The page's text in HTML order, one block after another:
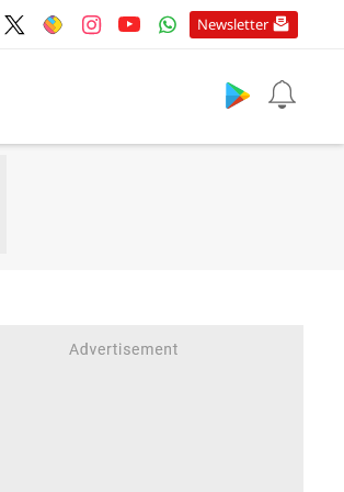
Newsletter